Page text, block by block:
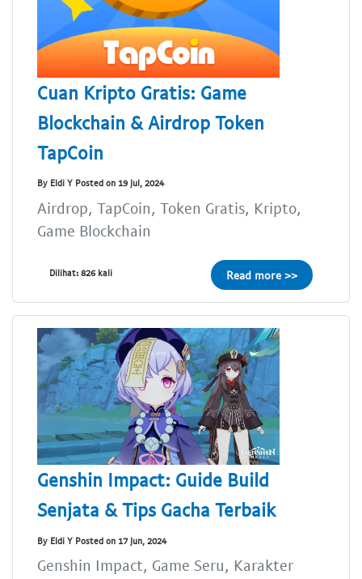
Cuan Kripto Gratis: Game
Blockchain & Airdrop Token
TapCoin
By Eldi Y Posted on 19 Jul, 2024
Airdrop, TapCoin, Token Gratis, Kripto,
Game Blockchain
Dilihat: 826 kali Read more >>
Genshin Impact: Guide Build
Senjata & Tips Gacha Terbaik
By Eldi Y Posted on 17 Jun, 2024
Genshin Impact, Game Seru, Karakter